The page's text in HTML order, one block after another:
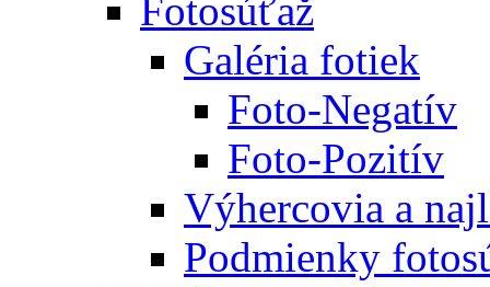
Fotosúťaž
Galéria fotiek
Foto-Negatív
Foto-Pozitív
Výhercovia a
Podmienky